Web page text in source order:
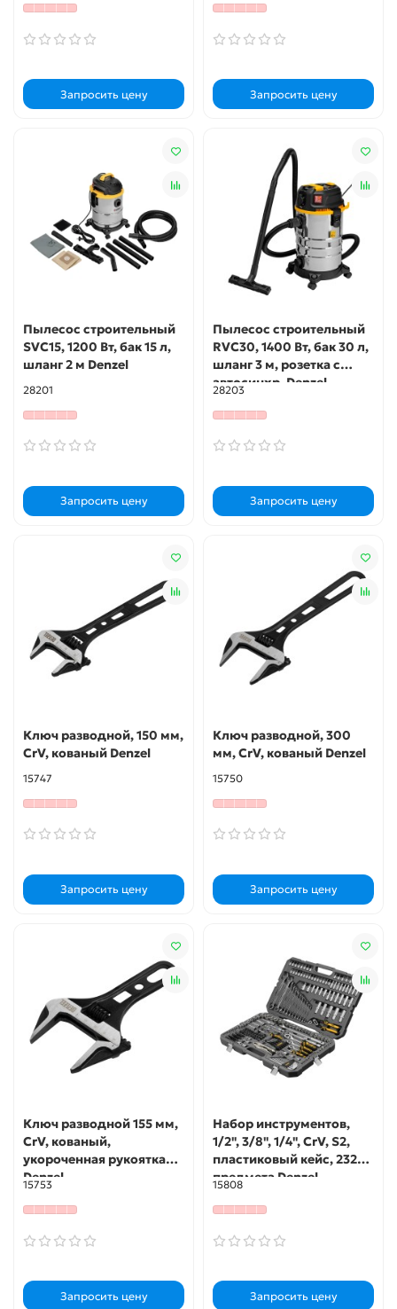
Запросить цену Запросить цену
Пылесос строительный
SVC15, 1200 Вт, бак 15 л,
шланг 2 м Denzel
28201
Запросить цену
Пылесос строительный
RVC30, 1400 Вт, бак 30 л,
шланг 3 м, розетка с
автосинхр. Denzel
28203
Запросить цену
Ключ разводной, 150 мм,
CrV, кованый Denzel
15747
Запросить цену
Ключ разводной, 300
мм, CrV, кованый Denzel
15750
Запросить цену
Ключ разводной 155 мм,
CrV, кованый,
укороченная рукоятка
Denzel
15753
Запросить цену
Набор инструментов,
1/2", 3/8", 1/4", CrV, S2,
пластиковый кейс, 232
предмета Denzel
15808
Запросить цену